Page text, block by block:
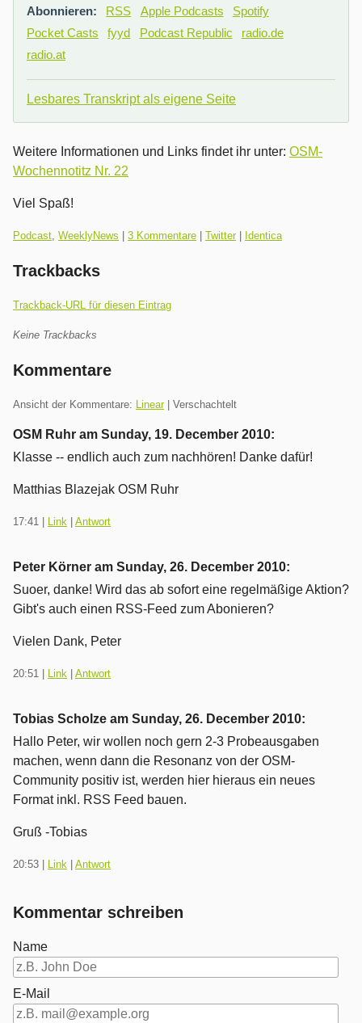
Abonnieren:
RSS Apple Podcasts
Spotify
Pocket Casts
fyyd Podcast Republic
radio.de
radio.at
Lesbares Transkript als eigene Seite
Weitere Informationen und Links findet ihr unter: OSM-
Wochennotitz Nr. 22
Viel Spaß!
Kategorien:
Podcast, WeeklyNews 3 Kommentare Twitter| Identica
Trackbacks
Trackback-URL für diesen Eintrag
Keine Trackbacks
Kommentare
Ansicht der Kommentare: Linear| Verschachtelt
OSM Ruhr am Sunday, 19. December 2010:
Klasse -- endlich auch zum nachhören! Danke dafür!
Matthias Blazejak OSM Ruhr
17:41 Link Antwort
Peter Körner am Sunday, 26. December 2010:
Suoer, danke! Wird das ab sofort eine regelmäßige Aktion?
Gibt's auch einen RSS-Feed zum Abonieren?
Vielen Dank, Peter
20:51 Link Antwort
Tobias Scholze am Sunday, 26. December 2010:
Hallo Peter, wir wollen noch gern 2-3 Probeausgaben
machen, wenn dann die Resonanz von der OSM-
Community positiv ist, werden hier hieraus ein neues
Format inkl. RSS Feed bauen.
Gruß -Tobias
20:53 Link Antwort
Kommentar schreiben
Name
E-Mail